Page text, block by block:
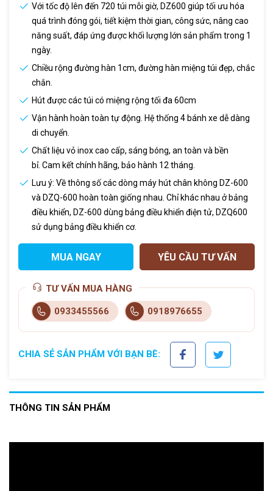
Với tốc độ lên đến 720 túi mỗi giờ, DZ600 giúp tối ưu hóa
quá trình đóng gói, tiết kiệm thời gian, công sức, nâng cao
năng suất, đáp ứng được khối lượng lớn sản phẩm trong 1
ngày.
Chiều rộng đường hàn 1cm, đường hàn miệng túi đẹp, chắc
chắn.
Hút được các túi có miệng rộng tối đa 60cm
Vận hành hoàn toàn tự động. Hệ thống 4 bánh xe dễ dàng
di chuyển.
Chất liệu vỏ inox cao cấp, sáng bóng, an toàn và bền
bỉ. Cam kết chính hãng, bảo hành 12 tháng.
Lưu ý: Về thông số các dòng máy hút chân không DZ-600
và DZQ-600 hoàn toàn giống nhau. Chỉ khác nhau ở bảng
điều khiển, DZ-600 dùng bảng điều khiển điện tử, DZQ600
sử dụng bảng điều khiển cơ.
MUA NGAY YÊU CẦU TƯ VẤN
TƯ VẤN MUA HÀNG
0933455566 0918976655
CHIA SẺ SẢN PHẨM VỚI BẠN BÈ:
THÔNG TIN SẢN PHẨM